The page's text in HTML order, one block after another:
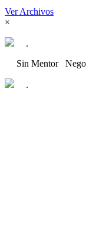
Ver Archivos
×
.
Sin Mentor
.